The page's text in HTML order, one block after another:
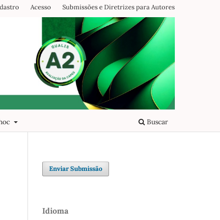
Buscar
Acesso Submissões e Diretrizes para Autores
Enviar Submissão
Idioma